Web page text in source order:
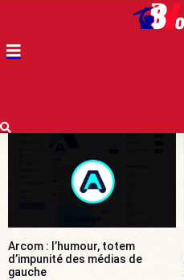
Arcom : l’humour, totem
d’impunité des médias de
gauche